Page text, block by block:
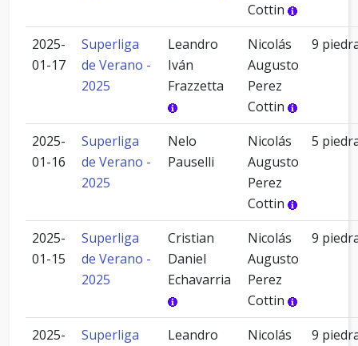
Cottin
2025-
01-17
Superliga
de Verano -
2025
Leandro
Iván
Frazzetta
Nicolás
Augusto
Perez
Cottin
9
2025-
01-16
Superliga
de Verano -
2025
Nelo
Pauselli
Nicolás
Augusto
Perez
Cottin
5
2025-
01-15
Superliga
de Verano -
2025
Cristian
Daniel
Echavarria
Nicolás
Augusto
Perez
Cottin
9
2025-
Superliga
Leandro
Nicolás
9